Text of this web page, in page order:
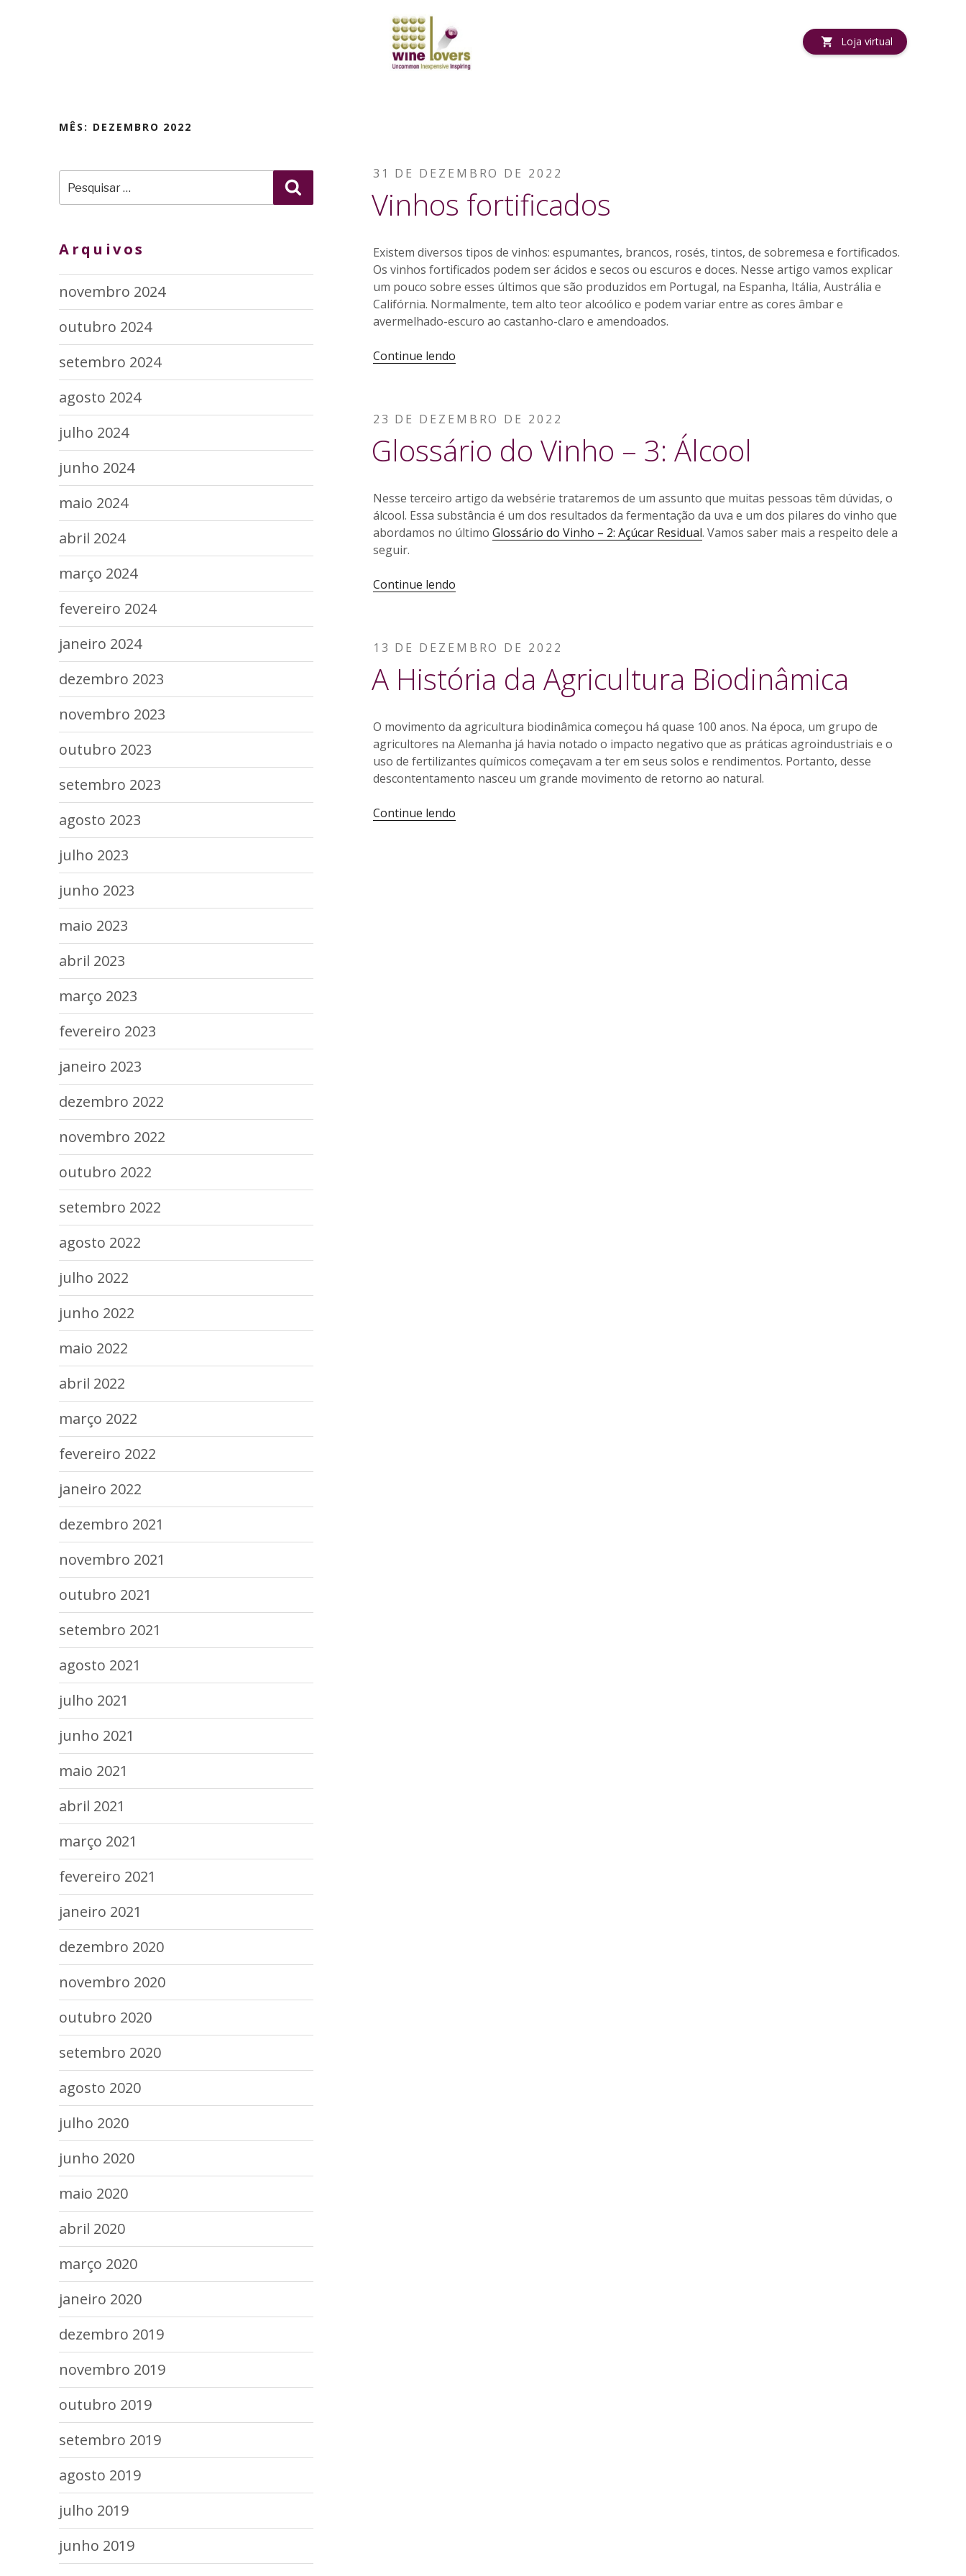
Loja virtual
MÊS: DEZEMBRO 2022
PUBLICADO
31 DE DEZEMBRO DE 2022
Vinhos fortificados
Existem diversos tipos de vinhos: espumantes, brancos, rosés, tintos, de sobremesa e fortificados.
Os vinhos fortificados podem ser ácidos e secos ou escuros e doces. Nesse artigo vamos explicar
um pouco sobre esses últimos que são produzidos em Portugal, na Espanha, Itália, Austrália e
Califórnia. Normalmente, tem alto teor alcoólico e podem variar entre as cores âmbar e
avermelhado-escuro ao castanho-claro e amendoados.
Continue lendo“Vinhos
PUBLICADO
23 DE DEZEMBRO DE 2022
Glossário do Vinho – 3: Álcool
Nesse terceiro artigo da websérie trataremos de um assunto que muitas pessoas têm dúvidas, o
álcool. Essa substância é um dos resultados da fermentação da uva e um dos pilares do vinho que
abordamos no último Glossário do Vinho – 2: Açúcar Residual. Vamos saber mais a respeito dele a
seguir.
Continue lendo“Glossário
3:
Álcool”
PUBLICADO
13 DE DEZEMBRO DE 2022
A História da Agricultura Biodinâmica
O movimento da agricultura biodinâmica começou há quase 100 anos. Na época, um grupo de
agricultores na Alemanha já havia notado o impacto negativo que as práticas agroindustriais e o
uso de fertilizantes químicos começavam a ter em seus solos e rendimentos. Portanto, desse
descontentamento nasceu um grande movimento de retorno ao natural.
Continue lendo“A
por:
Arquivos
novembro 2024
outubro 2024
setembro 2024
agosto 2024
julho 2024
junho 2024
maio 2024
abril 2024
março 2024
fevereiro 2024
janeiro 2024
dezembro 2023
novembro 2023
outubro 2023
setembro 2023
agosto 2023
julho 2023
junho 2023
maio 2023
abril 2023
março 2023
fevereiro 2023
janeiro 2023
dezembro 2022
novembro 2022
outubro 2022
setembro 2022
agosto 2022
julho 2022
junho 2022
maio 2022
abril 2022
março 2022
fevereiro 2022
janeiro 2022
dezembro 2021
novembro 2021
outubro 2021
setembro 2021
agosto 2021
julho 2021
junho 2021
maio 2021
abril 2021
março 2021
fevereiro 2021
janeiro 2021
dezembro 2020
novembro 2020
outubro 2020
setembro 2020
agosto 2020
julho 2020
junho 2020
maio 2020
abril 2020
março 2020
janeiro 2020
dezembro 2019
novembro 2019
outubro 2019
setembro 2019
agosto 2019
julho 2019
junho 2019